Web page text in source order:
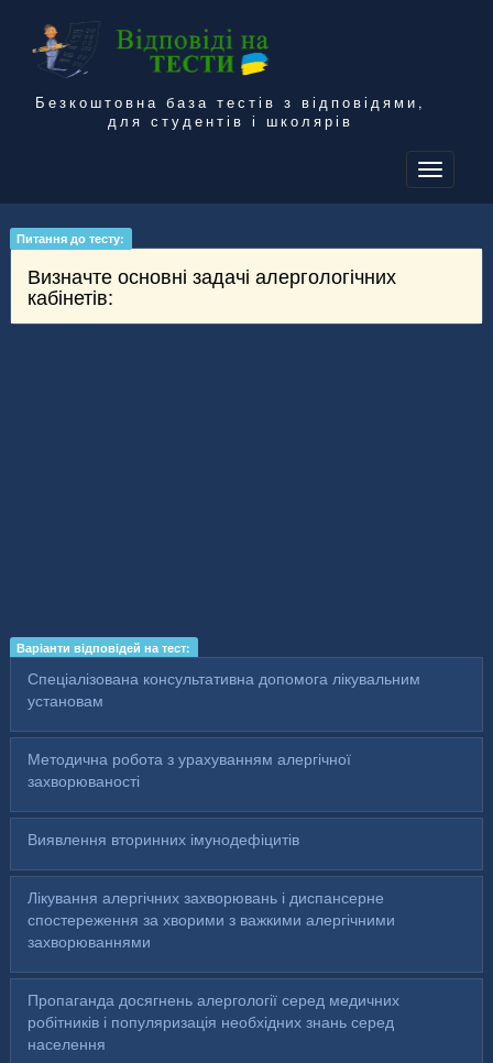
Безкоштовна база тестів з відповідями,
для студентів і школярів
Питання до тесту:
Визначте основні задачі алергологічних
кабінетів:
Варіанти відповідей на тест:
Спеціалізована консультативна допомога лікувальним
установам
Методична робота з урахуванням алергічної
захворюваності
Виявлення вторинних імунодефіцитів
Лікування алергічних захворювань і диспансерне
спостереження за хворими з важкими алергічними
захворюваннями
Пропаганда досягнень алергології серед медичних
робітників і популяризація необхідних знань серед
населення